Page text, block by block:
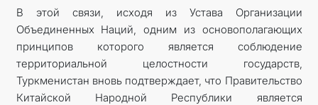
В этой связи, исходя из Устава Организации
Объединенных Наций, одним из основополагающих
принципов которого является соблюдение
территориальной целостности государств,
Туркменистан вновь подтверждает, что Правительство
Китайской Народной Республики является